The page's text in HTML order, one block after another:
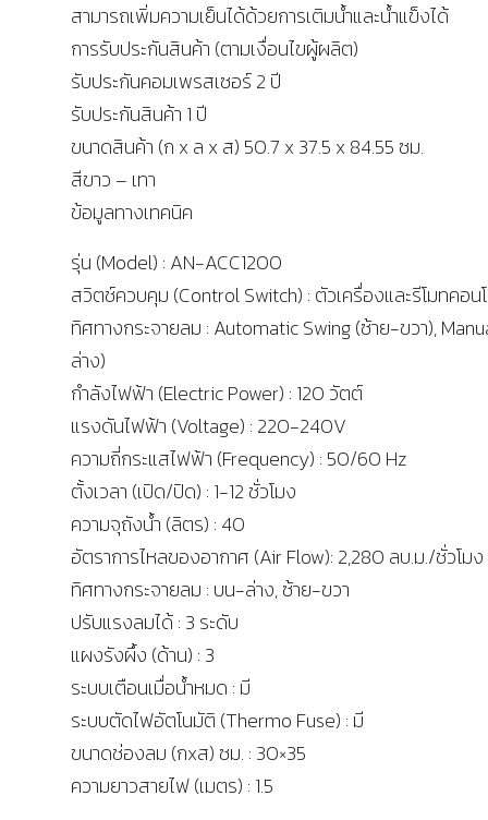
สามารถเพิ่มความเย็นได้ด้วยการเติมน้ำและน้ำแข็งได้
การรับประกันสินค้า (ตามเงื่อนไขผู้ผลิต)
รับประกันคอมเพรสเซอร์ 2 ปี
รับประกันสินค้า 1 ปี
ขนาดสินค้า (ก x ล x ส) 50.7 x 37.5 x 84.55 ซม.
สีขาว – เทา
ข้อมูลทางเทคนิค
รุ่น (Model) : AN-ACC1200
สวิตช์ควบคุม (Control Switch) : ตัวเครื่องและรีโมทคอน
ทิศทางกระจายลม : Automatic Swing (ซ้าย-ขวา),
ล่าง)
กำลังไฟฟ้า (Electric Power) : 120 วัตต์
แรงดันไฟฟ้า (Voltage) : 220-240V
ความถี่กระแสไฟฟ้า (Frequency) : 50/60 Hz
ตั้งเวลา (เปิด/ปิด) : 1-12 ชั่วโมง
ความจุถังน้ำ (ลิตร) : 40
อัตราการไหลของอากาศ (Air Flow): 2,280 ลบ.ม./ชั่วโมง
ทิศทางกระจายลม : บน-ล่าง, ซ้าย-ขวา
ปรับแรงลมได้ : 3 ระดับ
แผงรังผึ้ง (ด้าน) : 3
ระบบเตือนเมื่อน้ำหมด : มี
ระบบตัดไฟอัตโนมัติ (Thermo Fuse) : มี
ขนาดช่องลม (กxส) ซม. : 30×35
ความยาวสายไฟ (เมตร) : 1.5